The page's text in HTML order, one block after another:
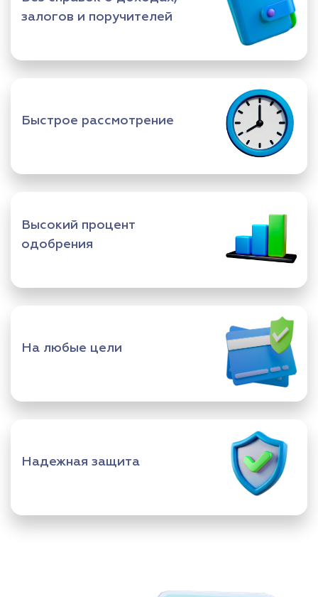
залогов и поручителей
Быстрое рассмотрение
Высокий процент
одобрения
На любые цели
Надежная защита